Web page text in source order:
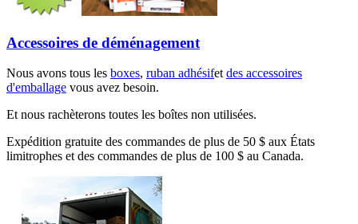
Accessoires de déménagement
Nous avons tous les boxes, ruban adhésifetdes accessoires
d'emballage vous avez besoin.
Et nous rachèterons toutes les boîtes non utilisées.
Expédition gratuite des commandes de plus de 50 $ aux États
limitrophes et des commandes de plus de 100 $ au Canada.